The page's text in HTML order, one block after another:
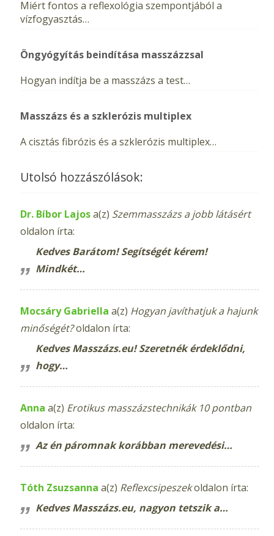
Miért fontos a reflexológia szempontjából a
vízfogyasztás…
Öngyógyítás beindítása masszázzsal
Hogyan indítja be a masszázs a test…
Masszázs és a szklerózis multiplex
A cisztás fibrózis és a szklerózis multiplex…
Utolsó hozzászólások:
Dr. Bíbor Lajosa(z) Szemmasszázs a jobb látásért
oldalon írta:
Kedves Barátom! Segítségét kérem!
Mindkét…
Mocsáry Gabriella a(z) Hogyan javíthatjuk a hajunk
minőségét?oldalon írta:
Kedves Masszázs.eu! Szeretnék érdeklődni,
hogy…
Anna a(z) Erotikus masszázstechnikák 10 pontban
oldalon írta:
Az én páromnak korábban merevedési…
Tóth Zsuzsanna a(z) Reflexcsipeszekoldalon írta:
Kedves Masszázs.eu, nagyon tetszik a…